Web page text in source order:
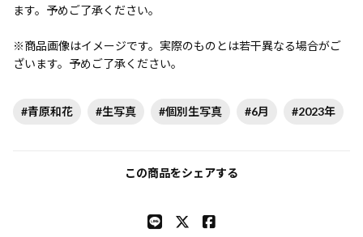
ます。予めご了承ください。
※商品画像はイメージです。実際のものとは若干異なる場合がご
ざいます。予めご了承ください。
#青原和花 #生写真 #個別生写真 #6月 #2023年
この商品をシェアする